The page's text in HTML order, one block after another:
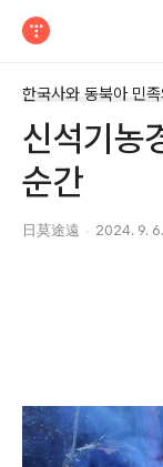
한국사와 동북아 민
신석기농
순간
日莫途遠 2024. 9.